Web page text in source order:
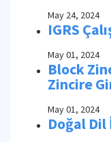
May 24, 2024
IGRS
May 01, 2024
Block
Zincire
May 01, 2024
Doğal Dil